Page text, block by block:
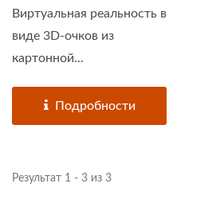
Виртуальная реальность в
виде 3D-очков из
картонной...
Подробности
Результат 1 - 3 из 3